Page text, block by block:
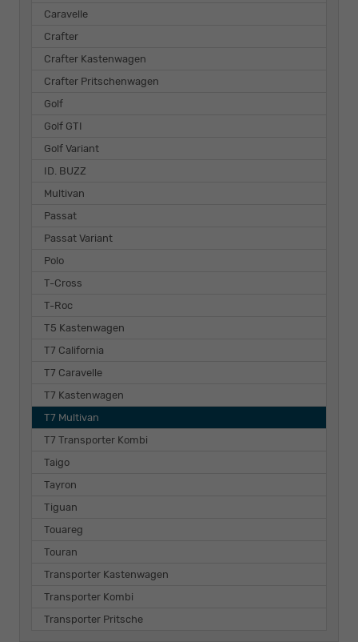
Caravelle
Crafter
Crafter Kastenwagen
Crafter Pritschenwagen
Golf
Golf GTI
Golf Variant
ID. BUZZ
Multivan
Passat
Passat Variant
Polo
T-Cross
T-Roc
T5 Kastenwagen
T7 California
T7 Caravelle
T7 Kastenwagen
T7 Multivan
T7 Transporter Kombi
Taigo
Tayron
Tiguan
Touareg
Touran
Transporter Kastenwagen
Transporter Kombi
Transporter Pritsche